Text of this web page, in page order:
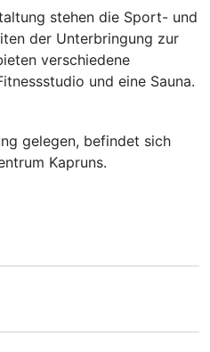
stehen die Sport- und
der Unterbringung zur
verschiedene
und eine Sauna.
gelegen, befindet sich
Kapruns.